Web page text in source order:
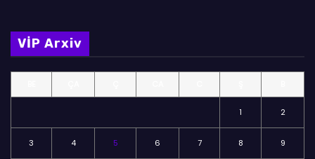
m
l
VİP Arxiv
1 2
3 4 5 6 7 8 9